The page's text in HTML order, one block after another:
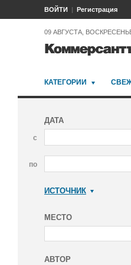
ВОЙТИ Регистрация
09 АВГУСТА,
КАТЕГОРИИ
ДАТА
с
по
ИСТОЧНИК
МЕСТО
АВТОР